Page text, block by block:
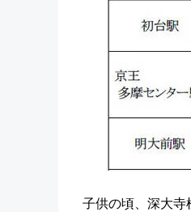
子供の頃、深大寺